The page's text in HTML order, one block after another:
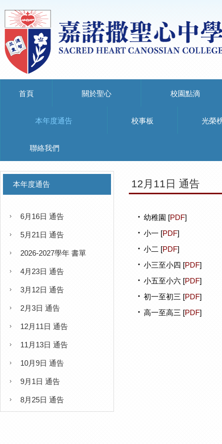
首頁 關於聖心 校園點滴
本年度通告 校事板 光榮
聯絡我們
本年度通告
6月16日 通告
5月21日 通告
2026-2027學年 書單
4月23日 通告
3月12日 通告
2月3日 通告
12月11日 通告
11月13日 通告
10月9日 通告
9月1日 通告
8月25日 通告
12月11日 通告
幼稚園 [PDF]
小一 [PDF]
小二 [PDF]
小三至小四 [PDF]
小五至小六 [PDF]
初一至初三 [PDF]
高一至高三 [PDF]